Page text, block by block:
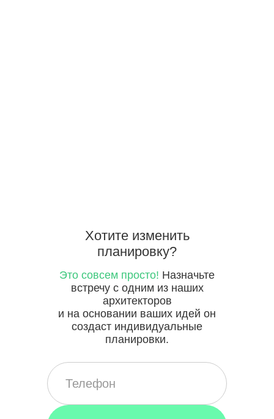
Хотите изменить
планировку?
Это совсем просто! Назначьте
встречу с одним из наших
архитекторов
и на основании ваших идей он
создаст индивидуальные
планировки.